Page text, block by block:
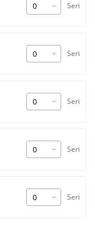
Seri
Seri
Seri
Seri
Seri